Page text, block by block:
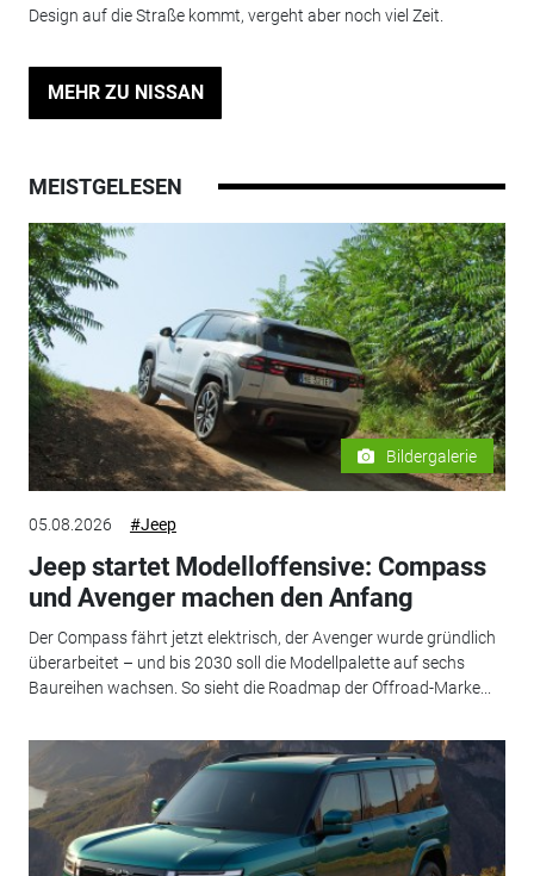
Design auf die Straße kommt, vergeht aber noch viel Zeit.
MEHR ZU NISSAN
MEISTGELESEN
Bildergalerie
05.08.2026 #Jeep
Jeep startet Modelloffensive: Compass
und Avenger machen den Anfang
Der Compass fährt jetzt elektrisch, der Avenger wurde gründlich
überarbeitet – und bis 2030 soll die Modellpalette auf sechs
Baureihen wachsen. So sieht die Roadmap der Offroad-Marke...